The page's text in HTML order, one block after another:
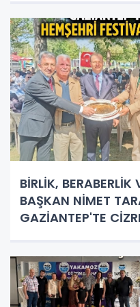
BİRLİK,
BAŞKAN NİMET
GAZİANTEP'TE